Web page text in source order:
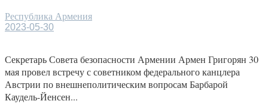
Республика Армения
2023-05-30
Секретарь Совета безопасности Армении Армен Григорян 30
мая провел встречу с советником федерального канцлера
Австрии по внешнеполитическим вопросам Барбарой
Каудель-Йенсен...